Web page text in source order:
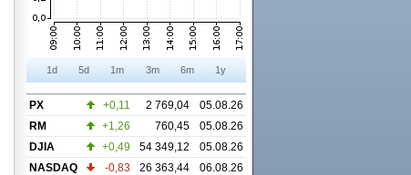
1d 5d 1m 3m 6m 1y
PX +0,11 2 769,04
05.08.26
RM
+1,26 760,45
05.08.26
DJIA
+0,49 54 349,12
05.08.26
NASDAQ
-0,83 26 363,44
06.08.26